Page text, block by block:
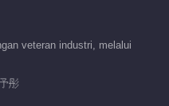
3.0M
veteran industri, melalui
彤